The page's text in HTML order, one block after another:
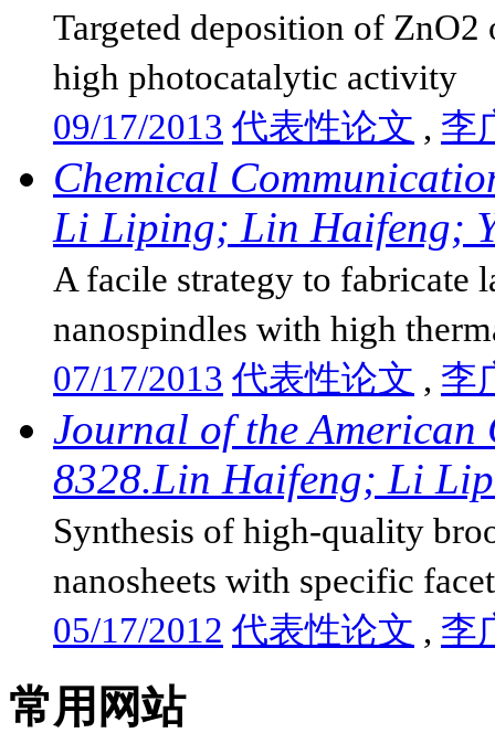
Targeted deposition of
high photocatalytic activity
09/17/2013 代表性论文 , 李
Chemical
Li Liping; Lin Haifeng;
A facile strategy to fabricate
nanospindles with high
07/17/2013 代表性论文 , 李
Journal of the American
8328.Lin Haifeng; Li
Synthesis of high-quality
nanosheets with specific
05/17/2012 代表性论文 , 李
常用网站